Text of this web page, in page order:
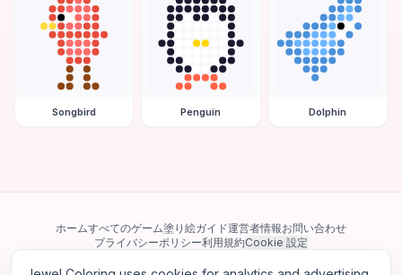
Songbird Penguin Dolphin
ホームすべてのゲーム塗り絵ガイド運営者情報お問い合わせ
プライバシーポリシー利用規約Cookie 設定